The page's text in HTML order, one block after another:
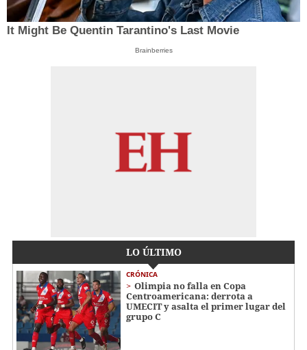
It Might Be Quentin Tarantino's Last Movie
Brainberries
LO ÚLTIMO
CRÓNICA
Olimpia no falla en Copa
Centroamericana: derrota a
UMECIT y asalta el primer lugar del
grupo C